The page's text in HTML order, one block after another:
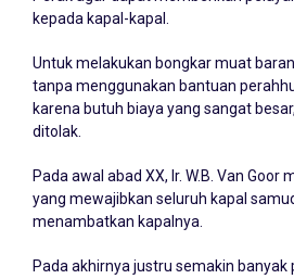
kepada kapal-kapal.
Untuk melakukan bongkar muat
tanpa menggunakan bantuan
karena butuh biaya yang sangat
ditolak.
Pada awal abad XX, Ir. W.B. Van Goor
yang mewajibkan seluruh kapal
menambatkan kapalnya.
Pada akhirnya justru semakin banyak